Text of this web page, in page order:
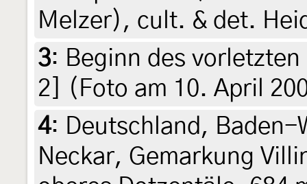
Melzer), cult. & det.
3: Beginn des
2] (Foto am 10. April
4: Deutschland,
Neckar, Gemarkung